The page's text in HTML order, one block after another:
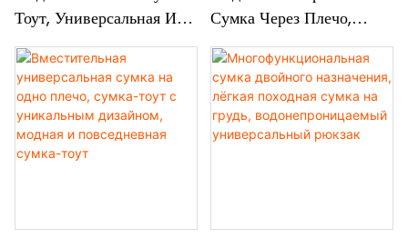
Тоут, Универсальная И
Стильная Сумка На Одно
Плечо, Вместительная
Портативная Сумка
Подмышкой
Сумка Через Плечо,
Сумка-Ведро Niche В
Корейском Стиле С
Завязками, Повседневная
Сумка На Плечо В Стиле
Ретро